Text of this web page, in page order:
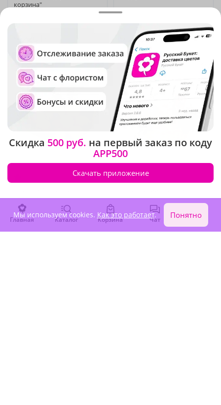
корзина"
9 240 ₽
корзина"
Под заказ
3 130 ₽
Сезонные цветы
4.9(374)
Под заказ
4 830 ₽
Сезонные цветы
Главная Каталог Корзина Чат Войти
Скидка 500 руб. на первый заказ по коду
APP500
Скачать приложение
Мы используем cookies. Как это работает. Понятно